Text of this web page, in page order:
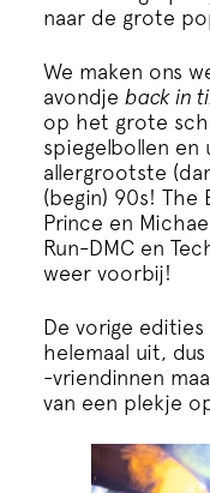
Onderwijs
ECI Cultuurcafé
Over ons
Steun ons
naar de grote
We maken ons
avondje back in
op het grote
spiegelbollen en
allergrootste
(begin) 90s! The
Prince en
Run-DMC en
weer voorbij!
De vorige
helemaal uit,
-vriendinnen
van een plekje